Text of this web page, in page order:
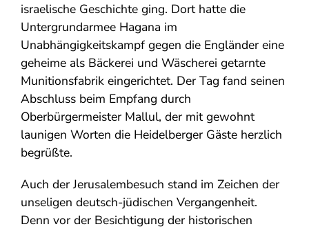
israelische Geschichte ging. Dort hatte die
Untergrundarmee Hagana im
Unabhängigkeitskampf gegen die Engländer eine
geheime als Bäckerei und Wäscherei getarnte
Munitionsfabrik eingerichtet. Der Tag fand seinen
Abschluss beim Empfang durch
Oberbürgermeister Mallul, der mit gewohnt
launigen Worten die Heidelberger Gäste herzlich
begrüßte.
Auch der Jerusalembesuch stand im Zeichen der
unseligen deutsch-jüdischen Vergangenheit.
Denn vor der Besichtigung der historischen